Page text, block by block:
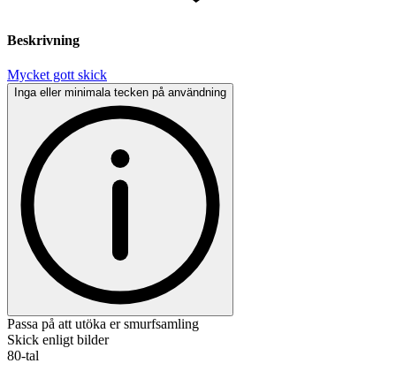
Beskrivning
Mycket gott skick
Inga eller minimala tecken på användning
Passa på att utöka er smurfsamling
Skick enligt bilder
80-tal